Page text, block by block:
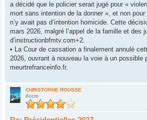
a décidé que le policier serait jugé pour «
mort sans intention de la donner », et non pour
n’y avait pas d’intention homicide. Cette
mars 2026, malgré l’appel de la famille et des
d’instructionbfmtv.com+2.
• La Cour de cassation a finalement annulé
2026, ouvrant à nouveau la voie à un possible
meurtrefranceinfo.fr.
CHRISTOPHE ROUSSE
Accro